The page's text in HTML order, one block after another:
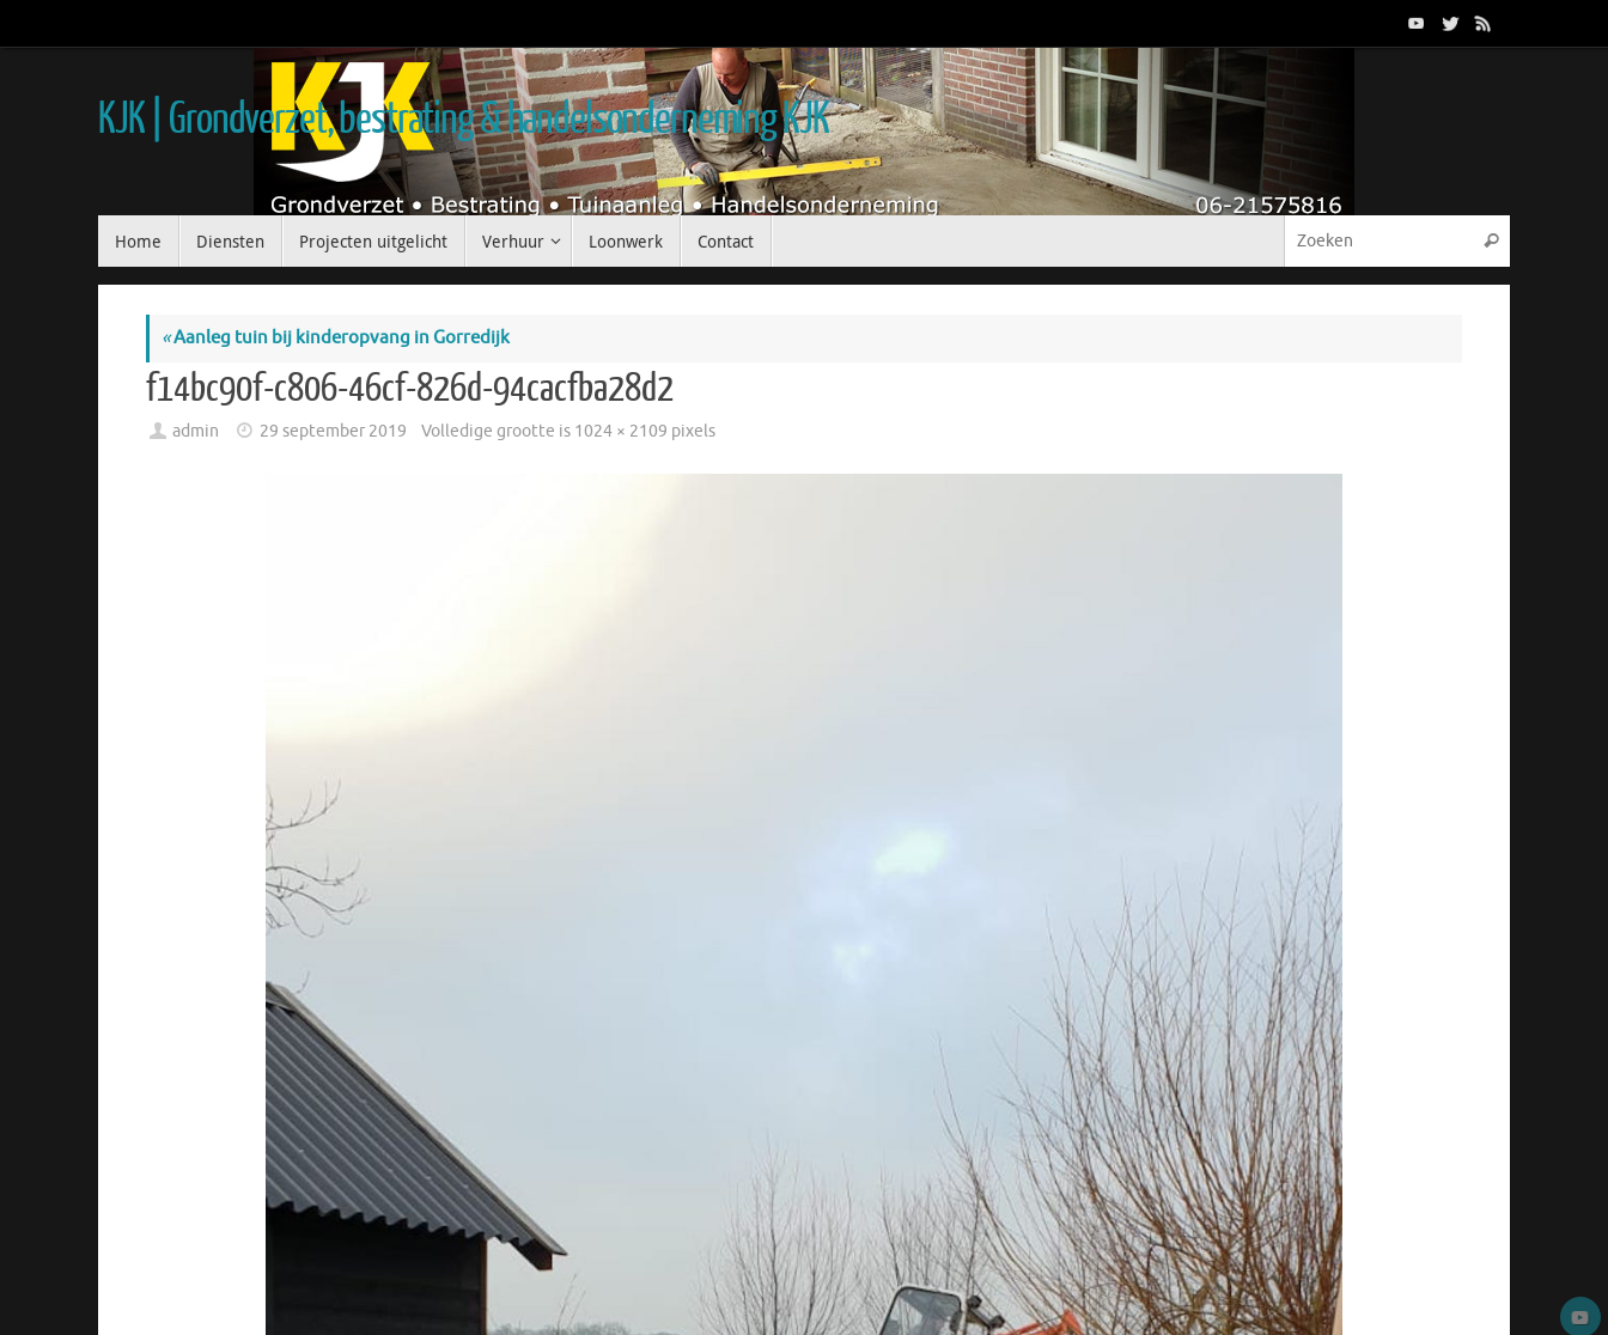
KJK | Grondverzet, bestrating & handelsonderneming KJK
Home Diensten Projecten uitgelicht Verhuur Loonwerk Contact
«Aanleg tuin bij kinderopvang in Gorredijk
f14bc90f-c806-46cf-826d-94cacfba28d2
admin 29 september 2019 Volledige grootte is 1024 × 2109 pixels